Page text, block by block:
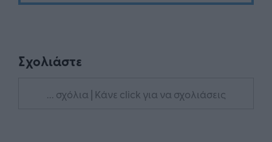
Σχολιάστε
... σχόλια | Κάνε click για να σχολιάσεις